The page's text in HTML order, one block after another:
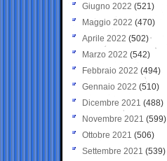
Giugno 2022 (521)
Maggio 2022 (470)
Aprile 2022 (502)
Marzo 2022 (542)
Febbraio 2022 (494)
Gennaio 2022 (510)
Dicembre 2021 (488)
Novembre 2021 (599)
Ottobre 2021 (506)
Settembre 2021 (539)